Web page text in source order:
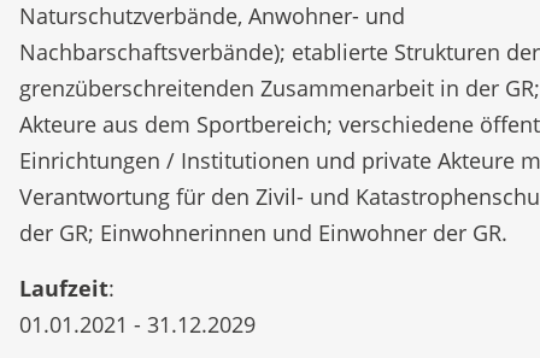
Naturschutzverbände, Anwohner- und
Nachbarschaftsverbände); etablierte Strukturen der
grenzüberschreitenden Zusammenarbeit in der GR;
Akteure aus dem Sportbereich; verschiedene
Einrichtungen / Institutionen und private Akteure
Verantwortung für den Zivil- und
der GR; Einwohnerinnen und Einwohner der GR.
Laufzeit:
01.01.2021 - 31.12.2029